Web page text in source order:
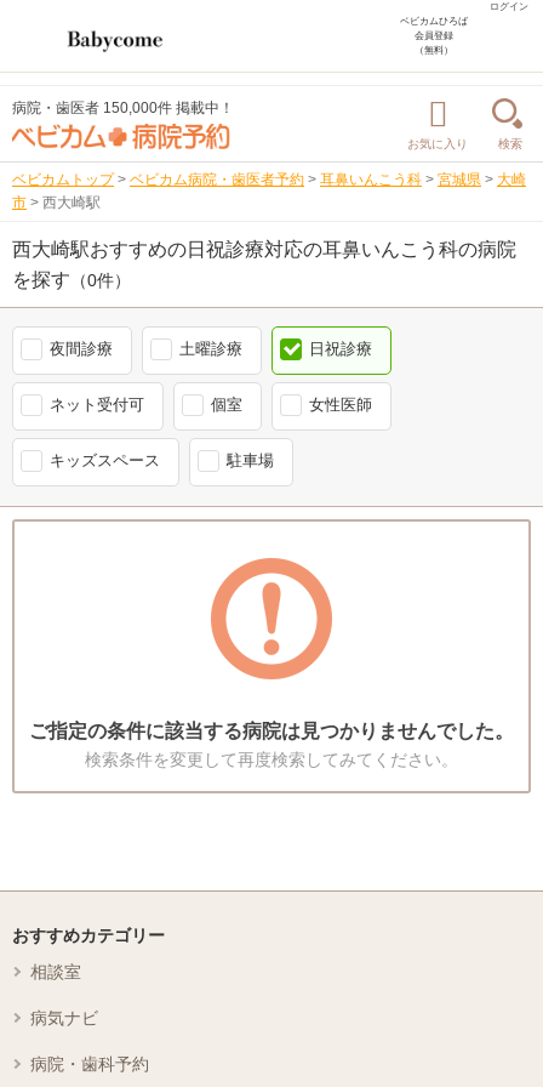
ログイン
ベビカムひろば
会員登録
（無料）
病院・歯医者 150,000件 掲載中！
お気に入り 検索
ベビカムトップ > ベビカム病院・歯医者予約 > 耳鼻いんこう科 > 宮城県 > 大崎
市 > 西大崎駅
西大崎駅おすすめの日祝診療対応の耳鼻いんこう科の病院
を探す （0件）
夜間診療 土曜診療 日祝診療
ネット受付可 個室 女性医師
キッズスペース 駐車場
ご指定の条件に該当する病院は見つかりませんでした。
検索条件を変更して再度検索してみてください。
おすすめカテゴリー
相談室
病気ナビ
病院・歯科予約